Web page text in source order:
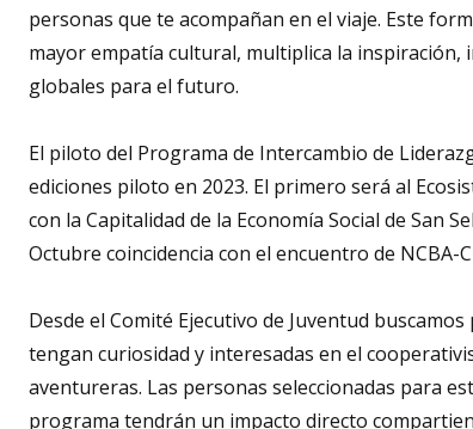
personas que te acompañan en el viaje. Este
mayor empatía cultural, multiplica la inspiración,
globales para el futuro.
El piloto del Programa de Intercambio de
ediciones piloto en 2023. El primero será al
con la Capitalidad de la Economía Social de San
Octubre coincidencia con el encuentro de NCBA-
Desde el Comité Ejecutivo de Juventud
tengan curiosidad y interesadas en el
aventureras. Las personas seleccionadas para
programa tendrán un impacto directo